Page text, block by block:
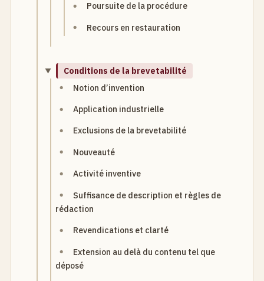
Poursuite de la procédure
Recours en restauration
Conditions de la brevetabilité
Notion d’invention
Application industrielle
Exclusions de la brevetabilité
Nouveauté
Activité inventive
Suffisance de description et règles de
rédaction
Revendications et clarté
Extension au delà du contenu tel que
déposé